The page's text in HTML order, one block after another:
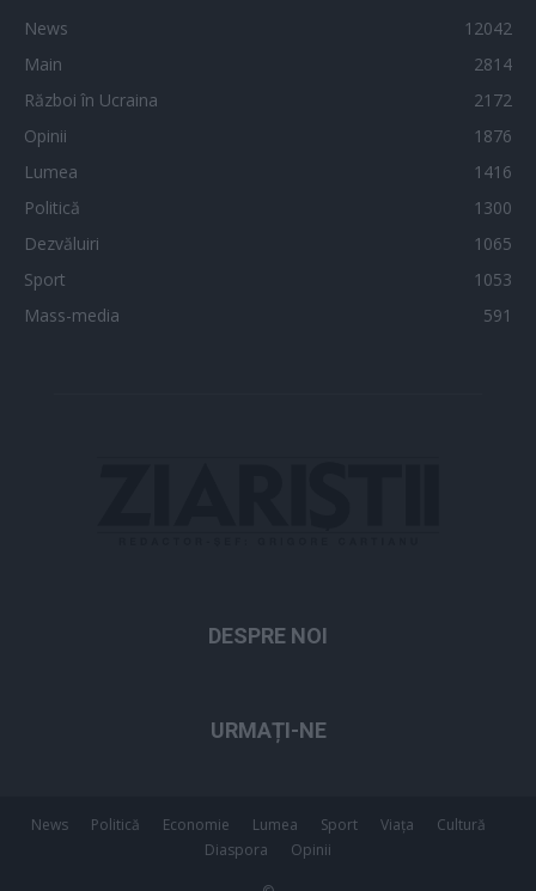
News
12042
Main
2814
Război în Ucraina
2172
Opinii
1876
Lumea
1416
Politică
1300
Dezvăluiri
1065
Sport
1053
Mass-media
591
DESPRE NOI
URMAȚI-NE
News Politică Economie Lumea Sport Viața
Cultură
Diaspora
Opinii